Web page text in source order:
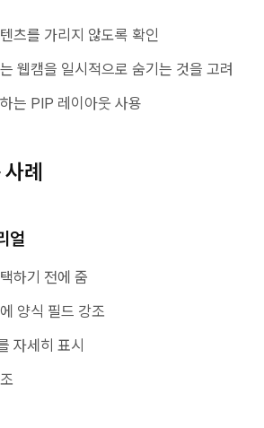
츠를 가리지 않도록 확인
웹캠을 일시적으로 숨기는 것을 고려
는 PIP 레이아웃 사용
례
얼
하기 전에 줌
양식 필드 강조
자세히 표시